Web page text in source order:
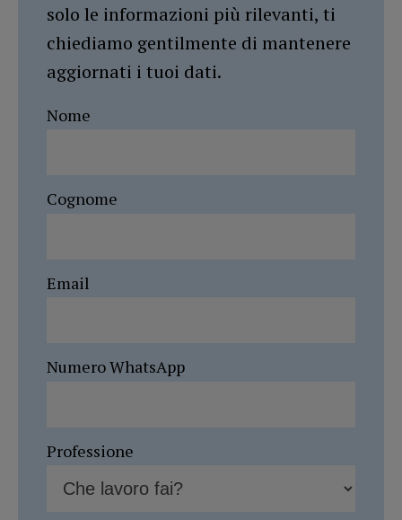
solo le informazioni più rilevanti, ti
chiediamo gentilmente di mantenere
aggiornati i tuoi dati.
Nome
Cognome
Email
Numero WhatsApp
Professione